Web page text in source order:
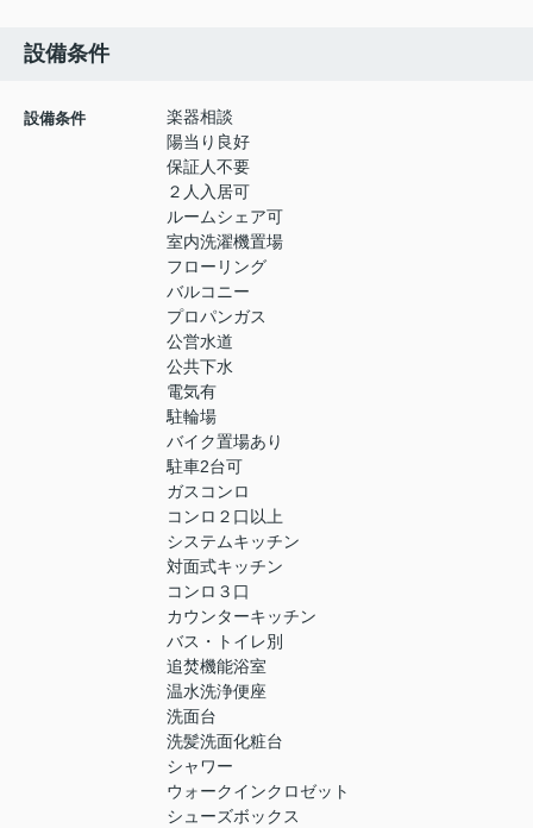
設備条件
設備条件
楽器相談
陽当り良好
保証人不要
２人入居可
ルームシェア可
室内洗濯機置場
フローリング
バルコニー
プロパンガス
公営水道
公共下水
電気有
駐輪場
バイク置場あり
駐車2台可
ガスコンロ
コンロ２口以上
システムキッチン
対面式キッチン
コンロ３口
カウンターキッチン
バス・トイレ別
追焚機能浴室
温水洗浄便座
洗面台
洗髪洗面化粧台
シャワー
ウォークインクロゼット
シューズボックス